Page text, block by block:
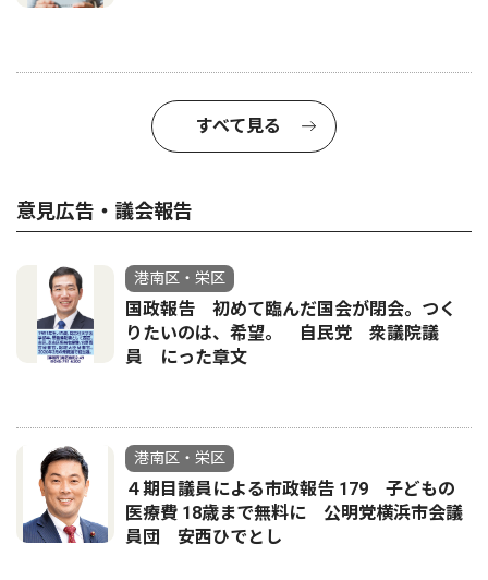
すべて見る
意見広告・議会報告
港南区・栄区
国政報告 初めて臨んだ国会が閉会。つく
りたいのは、希望。 自民党 衆議院議
員 にった章文
港南区・栄区
４期目議員による市政報告 179 子どもの
医療費 18歳まで無料に 公明党横浜市会議
員団 安西ひでとし